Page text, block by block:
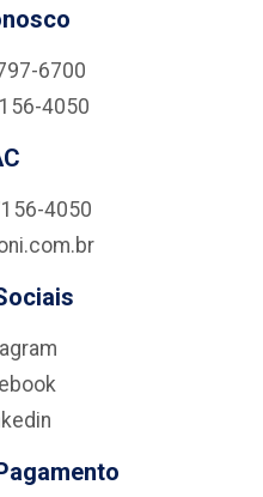
6700
4050
4050